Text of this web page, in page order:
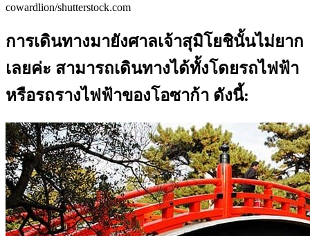
cowardlion/shutterstock.com
การเดินทางมายังศาลเจ้าสุมิโยชินั้นไม่ยาก
เลยค่ะ สามารถเดินทางได้ทั้งโดยรถไฟฟ้า
หรือรถรางไฟฟ้าของโอซาก้า ดังนี้: